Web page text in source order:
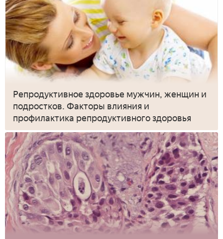
Репродуктивное здоровье мужчин, женщин и
подростков. Факторы влияния и
профилактика репродуктивного здоровья